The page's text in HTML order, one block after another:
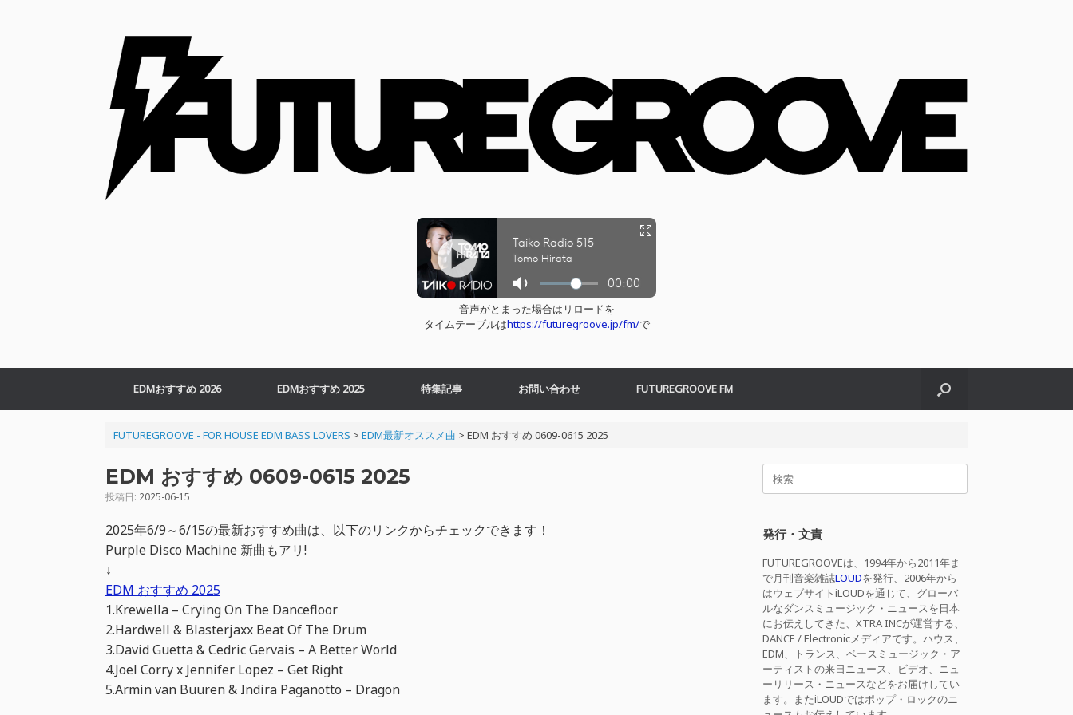
音声がとまった場合はリロードを
タイムテーブルはhttps://futuregroove.jp/fm/で
EDMおすすめ 2026 EDMおすすめ 2025 特集記事 お問い合わせ FUTUREGROOVE FM
FUTUREGROOVE - FOR HOUSE EDM BASS LOVERS > EDM最新オススメ曲 > EDM おすすめ 0609-0615 2025
EDM おすすめ 0609-0615 2025
投稿日: 2025-06-15
2025年6/9～6/15の最新おすすめ曲は、以下のリンクからチェックできます！
Purple Disco Machine 新曲もアリ!
↓
EDM おすすめ 2025
1.Krewella – Crying On The Dancefloor
2.Hardwell & Blasterjaxx Beat Of The Drum
3.David Guetta & Cedric Gervais – A Better World
4.Joel Corry x Jennifer Lopez – Get Right
5.Armin van Buuren & Indira Paganotto – Dragon
検
発行・文責
FUTUREGROOVEは、1994年から2011年ま
で月刊音楽雑誌LOUDを発行、2006年から
はウェブサイトiLOUDを通じて、グローバ
ルなダンスミュージック・ニュースを日本
にお伝えしてきた、XTRA INCが運営する、
DANCE / Electronicメディアです。ハウス、
EDM、トランス、ベースミュージック・ア
ーティストの来日ニュース、ビデオ、ニュ
ーリリース・ニュースなどをお届けしてい
ます。またiLOUDではポップ・ロックのニ